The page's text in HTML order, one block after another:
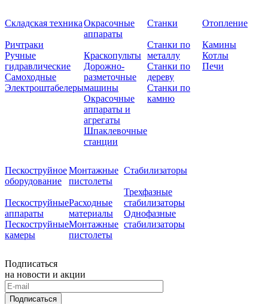
Складская техника
Ричтраки
Ручные
гидравлические
Самоходные
Электроштабелеры
Окрасочные
аппараты
Краскопульты
Дорожно-
разметочные
машины
Окрасочные
аппараты и
агрегаты
Шпаклевочные
станции
Станки
Станки по
металлу
Станки по
дереву
Станки по
камню
Отопление
Камины
Котлы
Печи
Пескоструйное
оборудование
Пескоструйные
аппараты
Пескоструйные
камеры
Монтажные
пистолеты
Расходные
материалы
Монтажные
пистолеты
Стабилизаторы
Трехфазные
стабилизаторы
Однофазные
стабилизаторы
Подписаться
на новости и акции
Подписаться